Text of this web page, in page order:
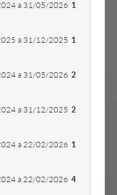
a 31/05/2026 1
a 31/12/2025 1
a 31/05/2026 2
a 31/12/2025 2
a 22/02/2026 1
a 22/02/2026 4